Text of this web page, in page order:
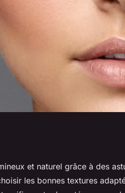
astuces
et naturel grâce à des
les bonnes textures